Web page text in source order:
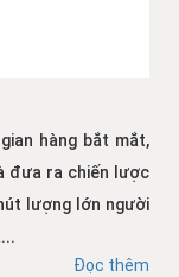
hàng bắt mắt,
đưa ra chiến lược
lượng lớn người
Đọc thêm